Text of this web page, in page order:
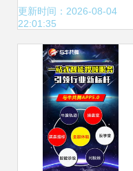
议留在春节后
更新时间：2026-08-04
22:01:35